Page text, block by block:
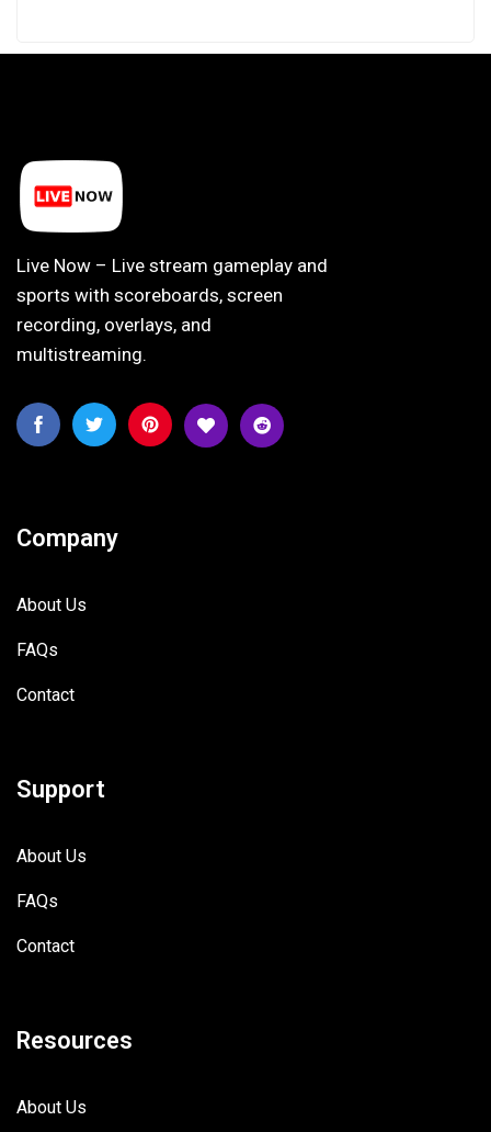
Live Now – Live stream gameplay and
sports with scoreboards, screen
recording, overlays, and
multistreaming.
Company
About Us
FAQs
Contact
Support
About Us
FAQs
Contact
Resources
About Us